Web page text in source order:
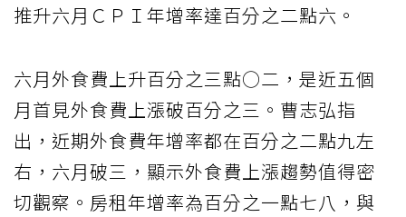
推升六月ＣＰＩ年增率達百分之二點六。
六月外食費上升百分之三點○二，是近五個
月首見外食費上漲破百分之三。曹志弘指
出，近期外食費年增率都在百分之二點九左
右，六月破三，顯示外食費上漲趨勢值得密
切觀察。房租年增率為百分之一點七八，與